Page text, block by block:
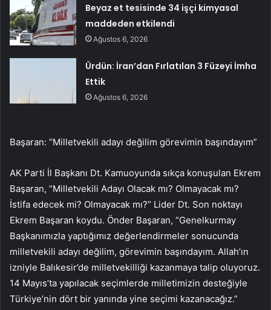
Beyaz et tesisinde 34 işçi kimyasal
maddeden etkilendi
Ağustos 6, 2026
Ürdün: İran’dan Fırlatılan 3 Füzeyi İmha
Ettik
Ağustos 6, 2026
Başaran: “Milletvekili adayı değilim görevimin başındayım”
AK Parti İl Başkanı Dt. Kamuoyunda sıkça konuşulan Ekrem
Başaran, “Milletvekili Adayı Olacak mı? Olmayacak mı?
İstifa edecek mi? Olmayacak mı?” Lider Dt. Son noktayı
Ekrem Başaran koydu. Önder Başaran, “Genelkurmay
Başkanımızla yaptığımız değerlendirmeler sonucunda
milletvekili adayı değilim, görevimin başındayım. Allah’ın
izniyle Balıkesir’de milletvekilliği kazanmaya talip oluyoruz.
14 Mayıs’ta yapılacak seçimlerde milletimizin desteğiyle
Türkiye’nin dört bir yanında yine seçimi kazanacağız.”